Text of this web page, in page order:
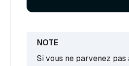
Si vous ne parvenez